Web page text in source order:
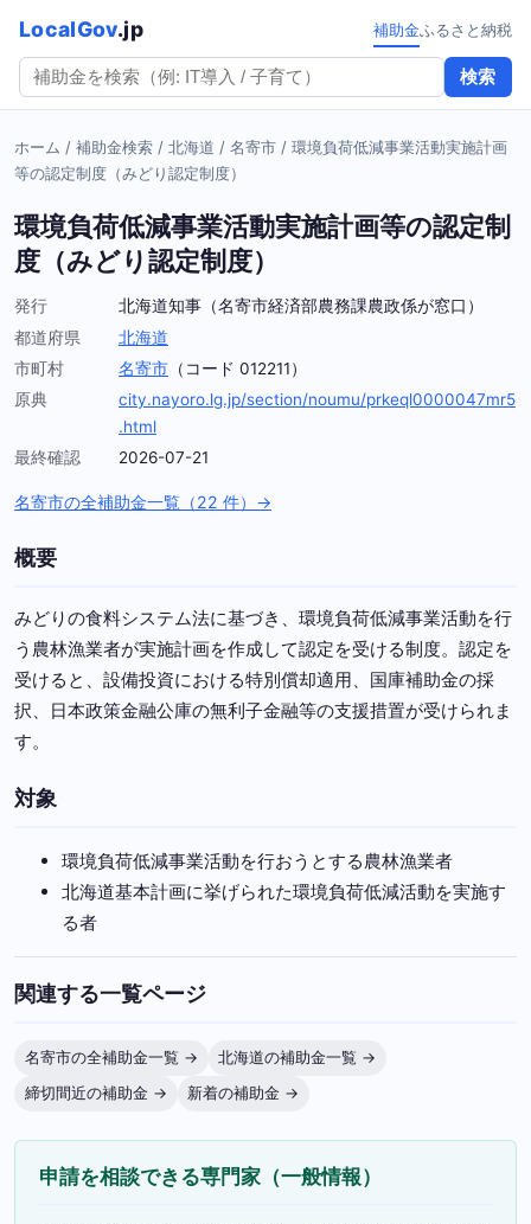
LocalGov.jp
検索
補助金ふるさと納税
ホーム / 補助金検索 / 北海道 / 名寄市 / 環境負荷低減事業活動実施計画
等の認定制度（みどり認定制度）
環境負荷低減事業活動実施計画等の認定制
度（みどり認定制度）
発行
北海道知事（名寄市経済部農務課農政係が窓口）
都道府県
北海道
市町村
名寄市 （コード 012211）
原典
city.nayoro.lg.jp/section/noumu/prkeql0000047mr5
.html
最終確認
2026-07-21
名寄市の全補助金一覧（22 件）→
概要
みどりの食料システム法に基づき、環境負荷低減事業活動を行
う農林漁業者が実施計画を作成して認定を受ける制度。認定を
受けると、設備投資における特別償却適用、国庫補助金の採
択、日本政策金融公庫の無利子金融等の支援措置が受けられま
す。
対象
環境負荷低減事業活動を行おうとする農林漁業者
北海道基本計画に挙げられた環境負荷低減活動を実施す
る者
関連する一覧ページ
名寄市の全補助金一覧 →
北海道の補助金一覧 →
締切間近の補助金 →
新着の補助金 →
申請を相談できる専門家（一般情報）